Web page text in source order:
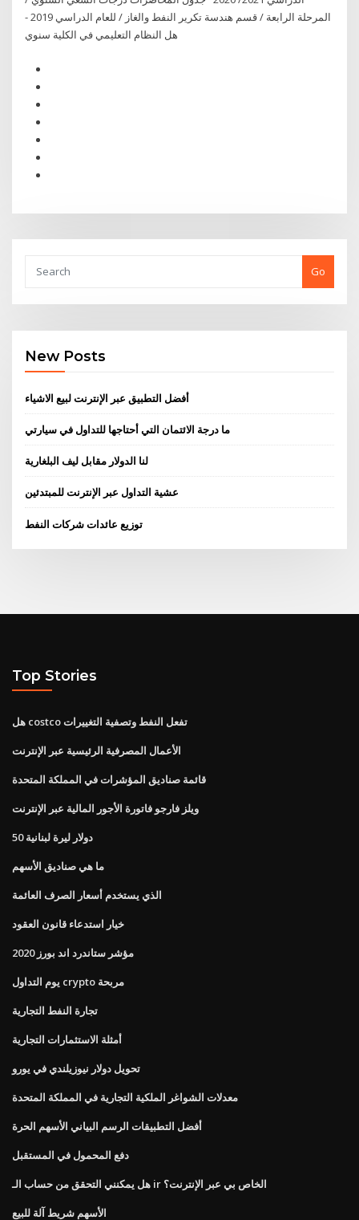
المرحلة الرابعة / قسم هندسة تكرير النفط والغاز / للعام الدراسي 2019 -
هل النظام التعليمي في الكلية سنوي
Go
New Posts
أفضل التطبيق عبر الإنترنت لبيع الاشياء
ما درجة الائتمان التي أحتاجها للتداول في سيارتي
لنا الدولار مقابل ليف البلغارية
عشية التداول عبر الإنترنت للمبتدئين
توزيع عائدات شركات النفط
Top Stories
هل costco تفعل النفط وتصفية التغييرات
الأعمال المصرفية الرئيسية عبر الإنترنت
قائمة صناديق المؤشرات في المملكة المتحدة
ويلز فارجو فاتورة الأجور المالية عبر الإنترنت
50 دولار ليرة لبنانية
ما هي صناديق الأسهم
الذي يستخدم أسعار الصرف العائمة
خيار استدعاء قانون العقود
مؤشر ستاندرد اند بورز 2020
يوم التداول crypto مربحة
تجارة النفط التجارية
أمثلة الاستثمارات التجارية
تحويل دولار نيوزيلندي في يورو
معدلات الشواغر الملكية التجارية في المملكة المتحدة
أفضل التطبيقات الرسم البياني الأسهم الحرة
دفع المحمول في المستقبل
هل يمكنني التحقق من حساب الـ ir الخاص بي عبر الإنترنت؟
الأسهم شريط آلة للبيع